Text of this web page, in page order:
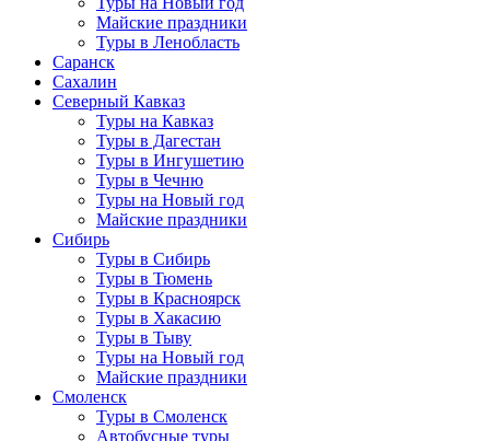
Майские праздники
Туры в Ленобласть
Саранск
Сахалин
Северный Кавказ
Туры на Кавказ
Туры в Дагестан
Туры в Ингушетию
Туры в Чечню
Туры на Новый год
Майские праздники
Сибирь
Туры в Сибирь
Туры в Тюмень
Туры в Красноярск
Туры в Хакасию
Туры в Тыву
Туры на Новый год
Майские праздники
Смоленск
Туры в Смоленск
Автобусные туры